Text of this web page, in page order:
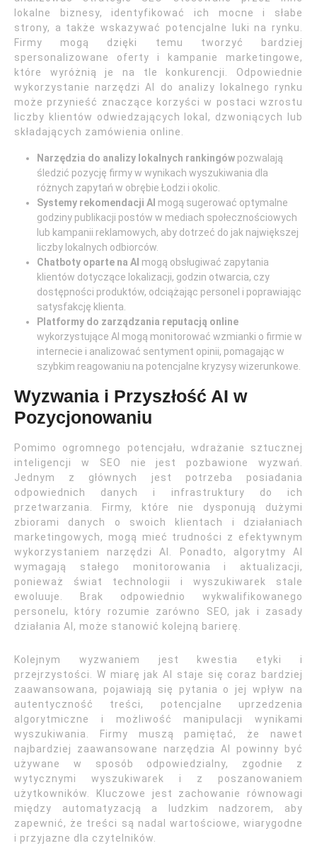
lokalne biznesy, identyfikować ich mocne i słabe
strony, a także wskazywać potencjalne luki na rynku.
Firmy mogą dzięki temu tworzyć bardziej
spersonalizowane oferty i kampanie marketingowe,
które wyróżnią je na tle konkurencji. Odpowiednie
wykorzystanie narzędzi AI do analizy lokalnego rynku
może przynieść znaczące korzyści w postaci wzrostu
liczby klientów odwiedzających lokal, dzwoniących lub
składających zamówienia online.
Narzędzia do analizy lokalnych rankingów pozwalają
śledzić pozycję firmy w wynikach wyszukiwania dla
różnych zapytań w obrębie Łodzi i okolic.
Systemy rekomendacji AI mogą sugerować optymalne
godziny publikacji postów w mediach społecznościowych
lub kampanii reklamowych, aby dotrzeć do jak największej
liczby lokalnych odbiorców.
Chatboty oparte na AI mogą obsługiwać zapytania
klientów dotyczące lokalizacji, godzin otwarcia, czy
dostępności produktów, odciążając personel i poprawiając
satysfakcję klienta.
Platformy do zarządzania reputacją online
wykorzystujące AI mogą monitorować wzmianki o firmie w
internecie i analizować sentyment opinii, pomagając w
szybkim reagowaniu na potencjalne kryzysy wizerunkowe.
Wyzwania i Przyszłość AI w
Pozycjonowaniu
Pomimo ogromnego potencjału, wdrażanie sztucznej
inteligencji w SEO nie jest pozbawione wyzwań.
Jednym z głównych jest potrzeba posiadania
odpowiednich danych i infrastruktury do ich
przetwarzania. Firmy, które nie dysponują dużymi
zbiorami danych o swoich klientach i działaniach
marketingowych, mogą mieć trudności z efektywnym
wykorzystaniem narzędzi AI. Ponadto, algorytmy AI
wymagają stałego monitorowania i aktualizacji,
ponieważ świat technologii i wyszukiwarek stale
ewoluuje. Brak odpowiednio wykwalifikowanego
personelu, który rozumie zarówno SEO, jak i zasady
działania AI, może stanowić kolejną barierę.
Kolejnym wyzwaniem jest kwestia etyki i
przejrzystości. W miarę jak AI staje się coraz bardziej
zaawansowana, pojawiają się pytania o jej wpływ na
autentyczność treści, potencjalne uprzedzenia
algorytmiczne i możliwość manipulacji wynikami
wyszukiwania. Firmy muszą pamiętać, że nawet
najbardziej zaawansowane narzędzia AI powinny być
używane w sposób odpowiedzialny, zgodnie z
wytycznymi wyszukiwarek i z poszanowaniem
użytkowników. Kluczowe jest zachowanie równowagi
między automatyzacją a ludzkim nadzorem, aby
zapewnić, że treści są nadal wartościowe, wiarygodne
i przyjazne dla czytelników.